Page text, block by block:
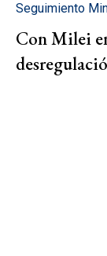
Seguimiento
Con Milei